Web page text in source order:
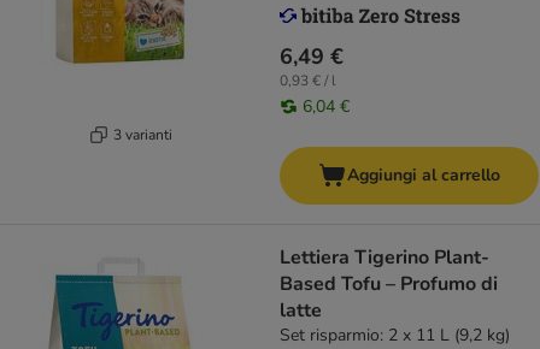
3 varianti
6,49 €
0,93 € / l
6,04 €
Aggiungi al carrello
Lettiera Tigerino Plant-
Based Tofu – Profumo di
latte
Set risparmio: 2 x 11 L (9,2 kg)